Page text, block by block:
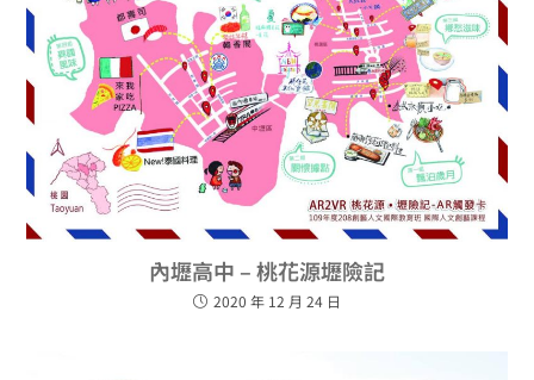
內壢高中 – 桃花源壢險記
2020 年 12 月 24 日